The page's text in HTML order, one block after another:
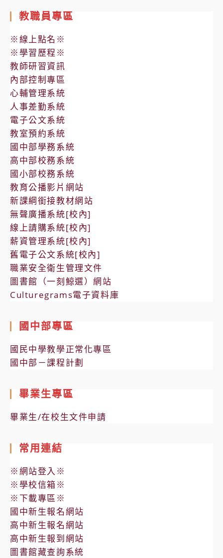
教職員專區
※線上點名※
※學習歷程※
教師研習資訊
內部控制專區
心輔管理系統
人事差勤系統
電子公文系統
教室預約系統
國中部學務系統
高中部校務系統
國小部校務系統
教育公播影片網站
新課綱銜接教材網站
無聲廣播系統[校內]
線上請購系統[校內]
薪資管理系統[校內]
舊電子公文系統[校內]
職業安全衛生管理文件
圖書館（一刻鯨選）網站
Culturegrams電子資料庫
國中部專區
國民中學教學正常化專區
國中部－課程計劃
畢業生專區
畢業生/在校生文件申請
常用連結
※網站登入※
※學校信箱※
※下載專區※
國中新生報名網站
高中新生報名網站
高中新生報到網站
圖書館藏查詢系統